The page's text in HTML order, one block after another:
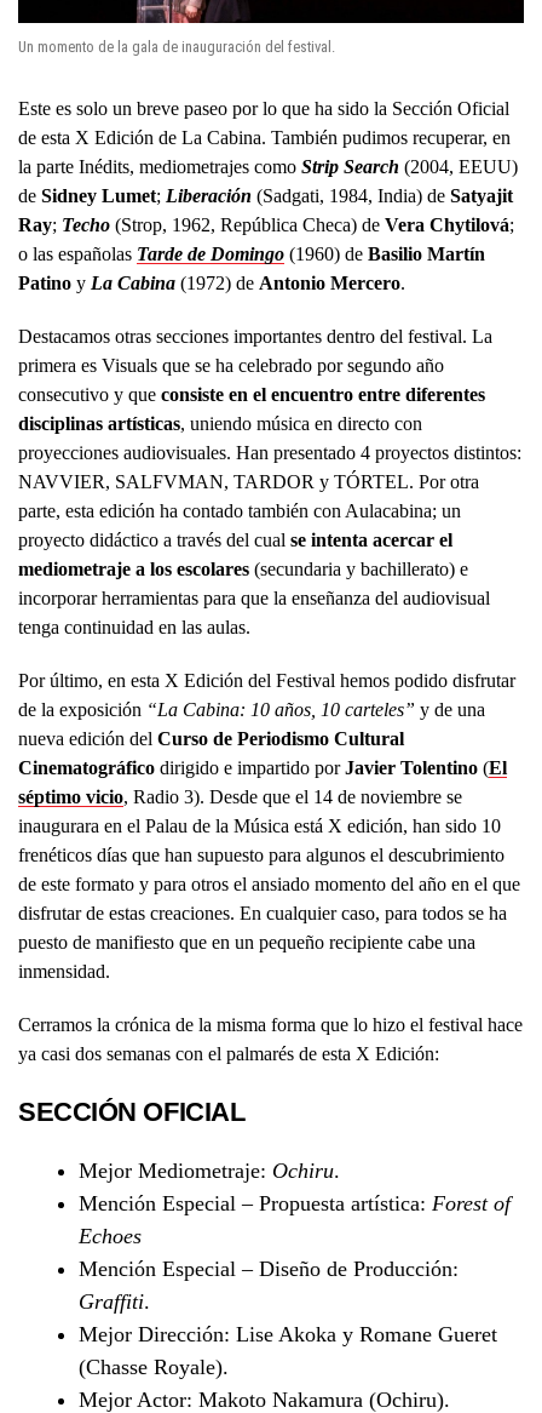
Un momento de la gala de inauguración del festival.
Este es solo un breve paseo por lo que ha sido la Sección Oficial
de esta X Edición de La Cabina. También pudimos recuperar, en
la parte Inédits, mediometrajes como Strip Search (2004, EEUU)
de Sidney Lumet; Liberación (Sadgati, 1984, India) de Satyajit
Ray; Techo (Strop, 1962, República Checa) de Vera Chytilová;
o las españolas Tarde de Domingo (1960) de Basilio Martín
Patino y La Cabina (1972) de Antonio Mercero.
Destacamos otras secciones importantes dentro del festival. La
primera es Visuals que se ha celebrado por segundo año
consecutivo y que consiste en el encuentro entre diferentes
disciplinas artísticas, uniendo música en directo con
proyecciones audiovisuales. Han presentado 4 proyectos distintos:
NAVVIER, SALFVMAN, TARDOR y TÓRTEL. Por otra
parte, esta edición ha contado también con Aulacabina; un
proyecto didáctico a través del cual se intenta acercar el
mediometraje a los escolares (secundaria y bachillerato) e
incorporar herramientas para que la enseñanza del audiovisual
tenga continuidad en las aulas.
Por último, en esta X Edición del Festival hemos podido disfrutar
de la exposición “La Cabina: 10 años, 10 carteles” y de una
nueva edición del Curso de Periodismo Cultural
Cinematográfico dirigido e impartido porJavier Tolentino (El
séptimo vicio, Radio 3). Desde que el 14 de noviembre se
inaugurara en el Palau de la Música está X edición, han sido 10
frenéticos días que han supuesto para algunos el descubrimiento
de este formato y para otros el ansiado momento del año en el que
disfrutar de estas creaciones. En cualquier caso, para todos se ha
puesto de manifiesto que en un pequeño recipiente cabe una
inmensidad.
Cerramos la crónica de la misma forma que lo hizo el festival hace
ya casi dos semanas con el palmarés de esta X Edición:
SECCIÓN OFICIAL
Mejor Mediometraje: Ochiru.
Mención Especial – Propuesta artística: Forest of
Echoes
Mención Especial – Diseño de Producción:
Graffiti.
Mejor Dirección: Lise Akoka y Romane Gueret
(Chasse Royale).
Mejor Actor: Makoto Nakamura (Ochiru).